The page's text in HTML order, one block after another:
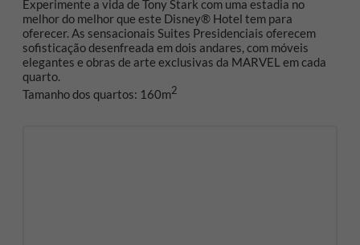
Experimente a vida de Tony Stark com uma estadia no
melhor do melhor que este Disney® Hotel tem para
oferecer. As sensacionais Suites Presidenciais oferecem
sofisticação desenfreada em dois andares, com móveis
elegantes e obras de arte exclusivas da MARVEL em cada
quarto.
Tamanho dos quartos: 160m2